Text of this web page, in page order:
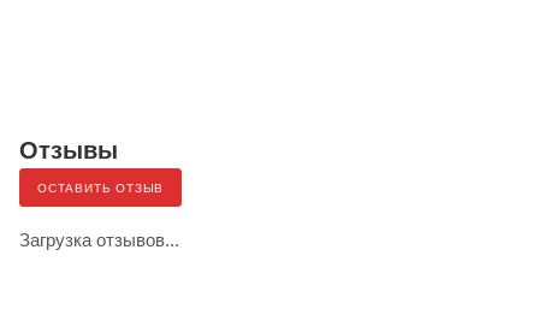
Отзывы
ОСТАВИТЬ ОТЗЫВ
Загрузка отзывов...